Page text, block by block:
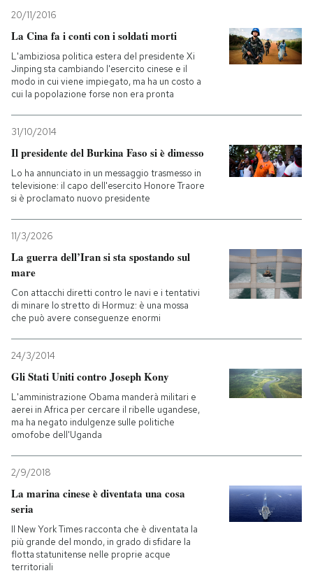
20/11/2016
La Cina fa i conti con i soldati morti
L'ambiziosa politica estera del presidente Xi
Jinping sta cambiando l'esercito cinese e il
modo in cui viene impiegato, ma ha un costo a
cui la popolazione forse non era pronta
31/10/2014
Il presidente del Burkina Faso si è dimesso
Lo ha annunciato in un messaggio trasmesso in
televisione: il capo dell'esercito Honore Traore
si è proclamato nuovo presidente
11/3/2026
La guerra dell’Iran si sta spostando sul
mare
Con attacchi diretti contro le navi e i tentativi
di minare lo stretto di Hormuz: è una mossa
che può avere conseguenze enormi
24/3/2014
Gli Stati Uniti contro Joseph Kony
L'amministrazione Obama manderà militari e
aerei in Africa per cercare il ribelle ugandese,
ma ha negato indulgenze sulle politiche
omofobe dell'Uganda
2/9/2018
La marina cinese è diventata una cosa
seria
Il New York Times racconta che è diventata la
più grande del mondo, in grado di sfidare la
flotta statunitense nelle proprie acque
territoriali